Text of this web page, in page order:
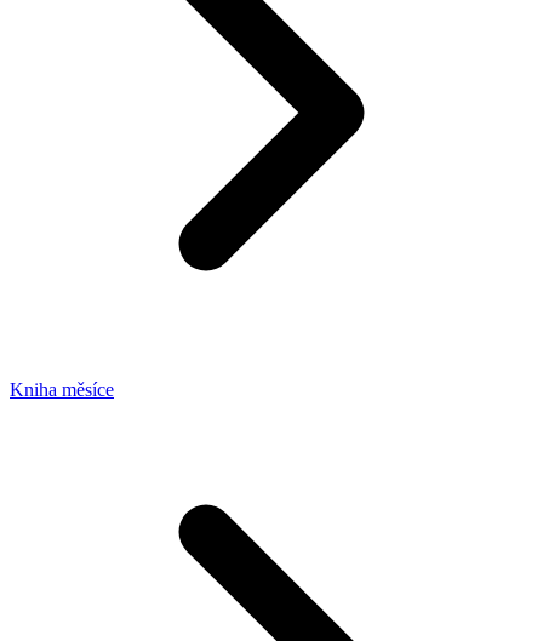
Kniha měsíce